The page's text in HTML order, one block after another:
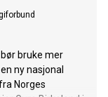
bruke mer
ny nasjonal
Norges